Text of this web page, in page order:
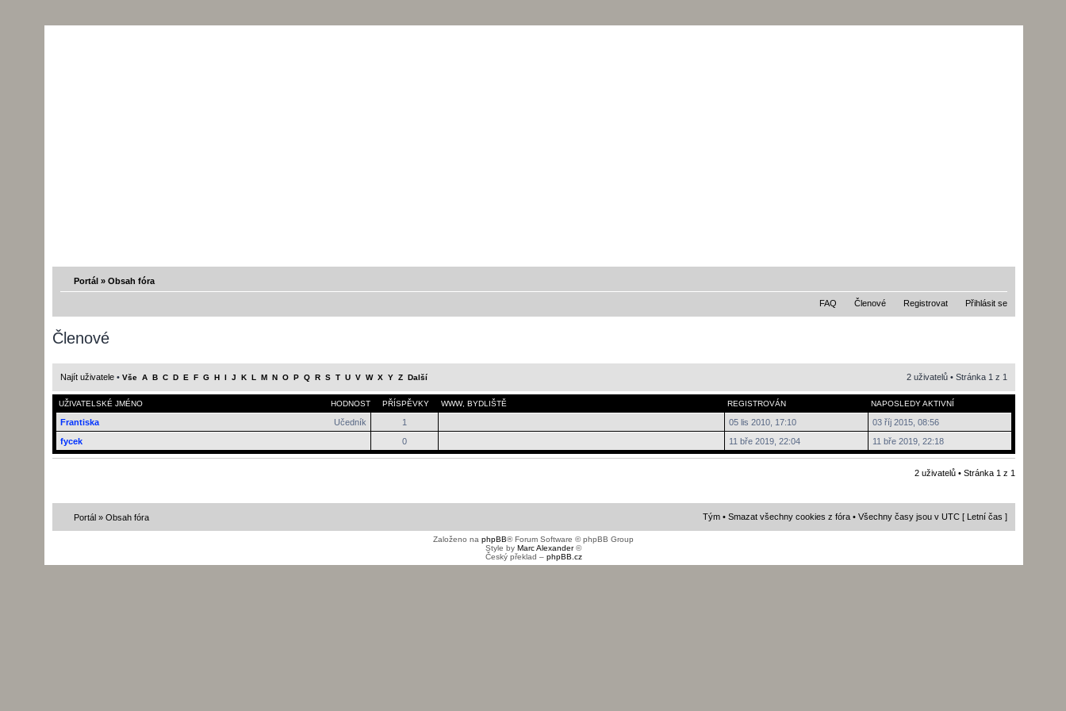
Portál» Obsah fóra
FAQ Členové Registrovat Přihlásit se
Členové
Najít uživatele• Vše A B C D E F G H I J K L M N O P Q R S T U V W X Y Z Další 2 uživatelů • Stránka 1 z 1
HODNOST
UŽIVATELSKÉ JMÉNO PŘÍSPĚVKY WWW, BYDLIŠTĚ REGISTROVÁN NAPOSLEDY AKTIVNÍ
Učedník
Frantiska 1 05 lis 2010, 17:10
03 říj 2015, 08:56
fycek
0 11 bře 2019, 22:04 11 bře 2019, 22:18
2 uživatelů • Stránka 1 z 1
Portál» Obsah fóra Tým •Smazat všechny cookies z fóra • Všechny časy jsou v UTC [ Letní čas ]
Založeno naphpBB® Forum Software © phpBB Group
Style byMarc Alexander©
Český překlad – phpBB.cz